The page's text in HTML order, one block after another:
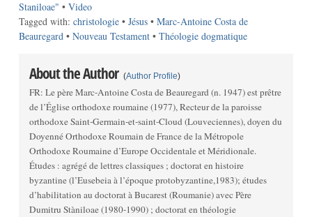
Staniloae" • Video
Tagged with: christologie• Jésus• Marc-Antoine Costa de
Beauregard• Nouveau Testament• Théologie dogmatique
About the Author (Author Profile)
FR: Le père Marc-Antoine Costa de Beauregard (n. 1947) est prêtre
de l’Église orthodoxe roumaine (1977), Recteur de la paroisse
orthodoxe Saint-Germain-et-saint-Cloud (Louveciennes), doyen du
Doyenné Orthodoxe Roumain de France de la Métropole
Orthodoxe Roumaine d’Europe Occidentale et Méridionale.
Études : agrégé de lettres classiques ; doctorat en histoire
byzantine (l’Eusebeia à l’époque protobyzantine,1983); études
d’habilitation au doctorat à Bucarest (Roumanie) avec Père
Dumitru Stàniloae (1980-1990) ; doctorat en théologie